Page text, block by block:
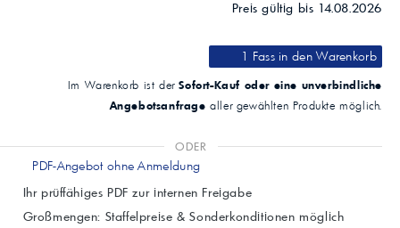
Preis gültig bis 14.08.2026
1 Fassin den Warenkorb
Im Warenkorb ist derSofort-Kauf oder eine unverbindliche
Angebotsanfrage aller gewählten Produkte möglich.
ODER
PDF-Angebot ohne Anmeldung
Ihr prüffähiges PDF zur internen Freigabe
Großmengen: Staffelpreise & Sonderkonditionen möglich